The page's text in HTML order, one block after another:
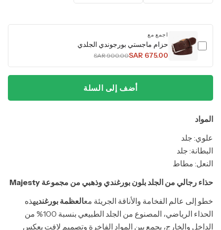
اجمع مع
حزام ماجستي بورجوندي الجلدي
SAR 675.00
SAR 900.00
أضف إلى السلة
المواد
علوي: جلد
البطانة: جلد
النعل: مطاط
حذاء رجالي من الجلد بلون بورغندي وذهبي من مجموعة Majesty
خطو إلى عالم الفخامة والأناقة الجريئة معالعظمة بورغنديهذه
الحذاء الرياضي، المصنوع من الجلد الطبيعي بنسبة 100% من
الداخل والخارج، يجمع بين المواد الفاخرة وتصميم لافت يعكس